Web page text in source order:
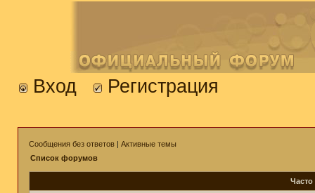
Вход Регистрация
Сообщения без ответов | Активные темы
Список форумов